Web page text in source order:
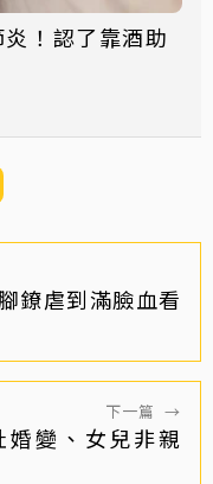
！認了靠酒助
鐐虐到滿臉血看
下一篇 →
變、女兒非親